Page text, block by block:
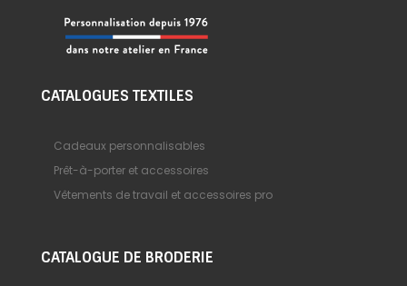
CATALOGUES TEXTILES
Cadeaux personnalisables
Prêt-à-porter et accessoires
Vêtements de travail et accessoires pro
CATALOGUE DE BRODERIE